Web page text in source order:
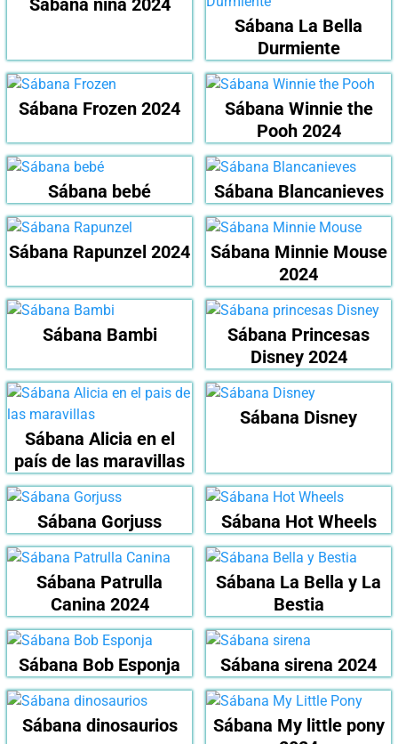
Sábana niña 2024
Sábana La Bella
Durmiente
Sábana Frozen 2024
Sábana Winnie the
Pooh 2024
Sábana bebé Sábana Blancanieves
Sábana Rapunzel 2024
Sábana Minnie Mouse
2024
Sábana Bambi
Sábana Princesas
Disney 2024
Sábana Alicia en el
país de las maravillas
Sábana Disney
Sábana Gorjuss Sábana Hot Wheels
Sábana Patrulla
Canina 2024
Sábana La Bella y La
Bestia
Sábana Bob Esponja Sábana sirena 2024
Sábana dinosaurios
Sábana My little pony